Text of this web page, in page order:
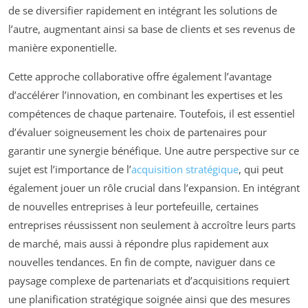
de se diversifier rapidement en intégrant les solutions de
l’autre, augmentant ainsi sa base de clients et ses revenus de
manière exponentielle.
Cette approche collaborative offre également l’avantage
d’accélérer l’innovation, en combinant les expertises et les
compétences de chaque partenaire. Toutefois, il est essentiel
d’évaluer soigneusement les choix de partenaires pour
garantir une synergie bénéfique. Une autre perspective sur ce
sujet est l’importance de l’acquisition stratégique, qui peut
également jouer un rôle crucial dans l’expansion. En intégrant
de nouvelles entreprises à leur portefeuille, certaines
entreprises réussissent non seulement à accroître leurs parts
de marché, mais aussi à répondre plus rapidement aux
nouvelles tendances. En fin de compte, naviguer dans ce
paysage complexe de partenariats et d’acquisitions requiert
une planification stratégique soignée ainsi que des mesures